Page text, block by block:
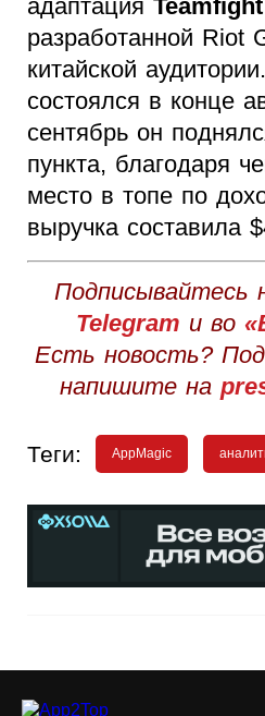
адаптация
разработанной Riot
китайской
состоялся в конце
сентябрь он
пункта, благодаря
место в топе по
выручка составила
Подписывайтесь
Telegram и во
Есть новость?
напишите на
Теги: AppMagic